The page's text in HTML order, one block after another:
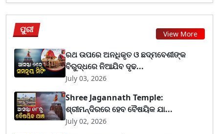
ପୁରୀ View More
ରଥ ଉପରେ ଅନଧିକୃତ ଓ ଛଦ୍ମବେଶୀଙ୍କ
ବିରୁଦ୍ଧରେ ନିଆଯିବ ଦୃଢ...
July 03, 2026
Shree Jagannath Temple:
ଶ୍ରୀମନ୍ଦିରରେ ହେବ ବୈଷୟିକ ଯା...
July 02, 2026